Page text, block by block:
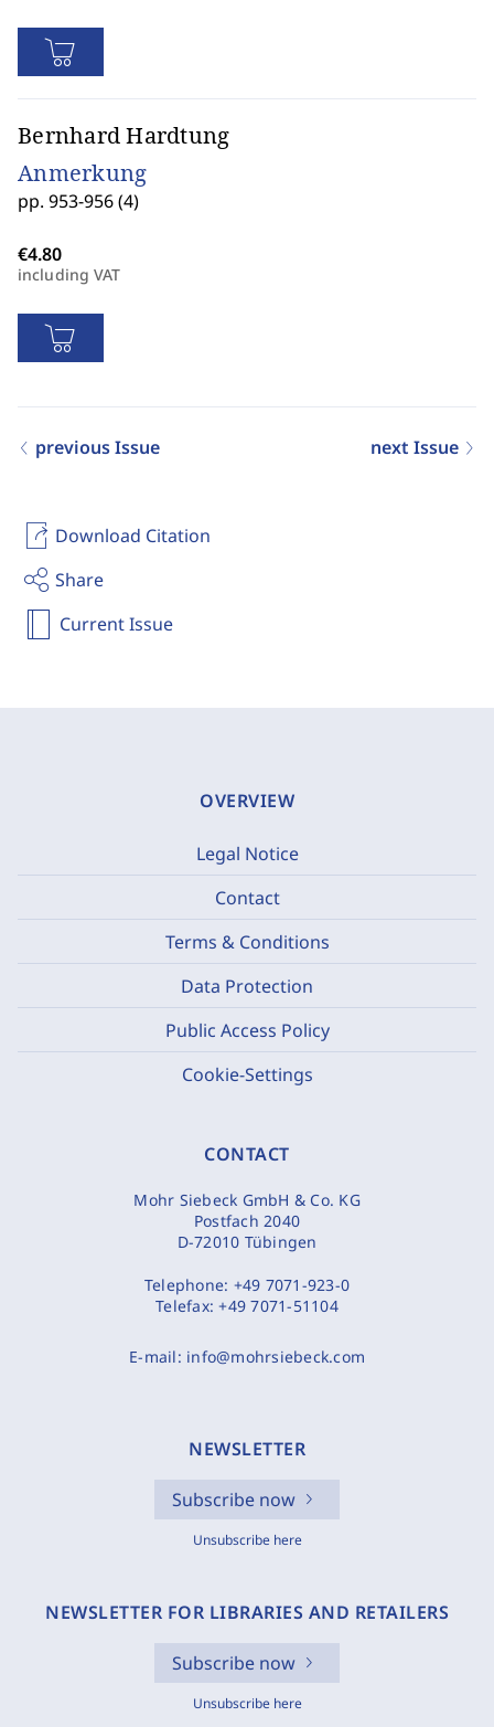
Download Citation
Share
Current Issue
Bernhard Hardtung
Anmerkung
pp. 953-956 (4)
including VAT
previous Issue next Issue
OVERVIEW
Legal Notice
Contact
Terms & Conditions
Data Protection
Public Access Policy
Cookie-Settings
CONTACT
Mohr Siebeck GmbH & Co. KG
Postfach 2040
D-72010 Tübingen
Telephone: +49 7071-923-0
Telefax:+49 7071-51104
E-mail: info@mohrsiebeck.com
NEWSLETTER
Subscribe now
Unsubscribe here
NEWSLETTER FOR LIBRARIES AND RETAILERS
Subscribe now
Unsubscribe here